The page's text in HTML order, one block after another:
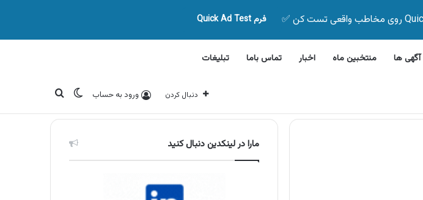
فرم Quick Ad Test
ها منتخبین ماه اخبار تماس باما تبلیغات
دنبال کردن ورود به حساب تغییر پوسته
جستجو برای
مارا در لینکدین دنبال کنید